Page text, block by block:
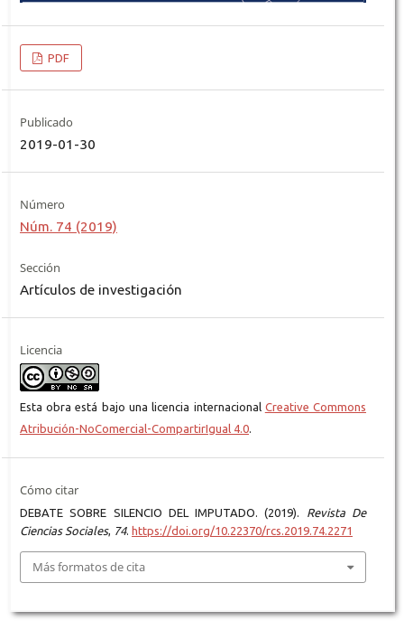
PDF
Publicado
2019-01-30
Número
Núm. 74 (2019)
Sección
Artículos de investigación
Licencia
Esta obra está bajo una licencia internacional Creative Commons
Atribución-NoComercial-CompartirIgual 4.0.
Cómo citar
DEBATE SOBRE SILENCIO DEL IMPUTADO. (2019). Revista De
Ciencias Sociales, 74. https://doi.org/10.22370/rcs.2019.74.2271
Más formatos de cita